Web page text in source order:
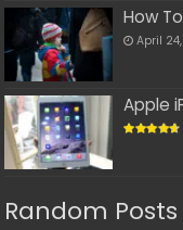
How
April
Apple
Random Posts